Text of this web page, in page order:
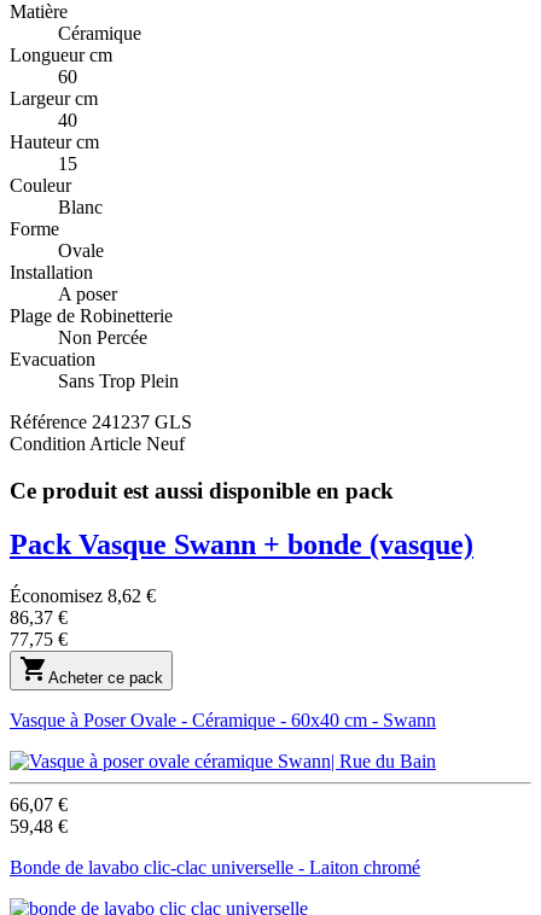
Matière
Céramique
Longueur cm
60
Largeur cm
40
Hauteur cm
15
Couleur
Blanc
Forme
Ovale
Installation
A poser
Plage de Robinetterie
Non Percée
Evacuation
Sans Trop Plein
Référence 241237 GLS
Condition Article Neuf
Ce produit est aussi disponible en pack
Pack Vasque Swann + bonde (vasque)
Économisez 8,62 €
86,37 €
77,75 €
 Acheter ce pack
Vasque à Poser Ovale - Céramique - 60x40 cm - Swann
66,07 €
59,48 €
Bonde de lavabo clic-clac universelle - Laiton chromé